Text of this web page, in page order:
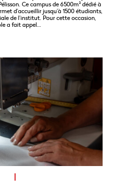
Ce campus de 6500m² dédié à
d’accueillir jusqu’à 1500 étudiants,
de l’institut. Pour cette occasion,
a fait appel…